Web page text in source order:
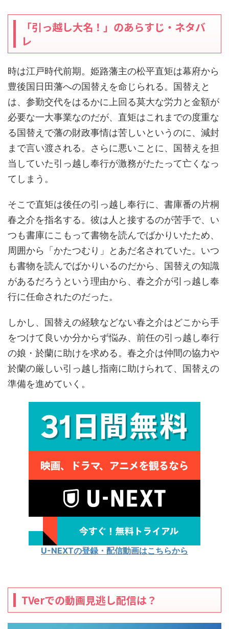
「引っ越し大名！」のあらすじ・ネタバ
レ
時は江戸時代前期。姫路藩主の松平直矩は幕府から
豊後国日田藩への国替えを命じられる。国替えと
は、参勤交代をはるかに上回る莫大な労力と金額が
必要な一大事業なのだが、直矩はこれまでの度重な
る国替えで藩の財政事情は苦しいというのに、減封
まで言い渡される。さらに悪いことに、国替えを担
当していた引っ越し奉行が激務がたたって亡くなっ
てしまう。
そこで直矩は後任の引っ越し奉行に、書庫番の片桐
春之介を指名する。彼は人と接するのが苦手で、い
つも書庫にこもって書物を読んでばかりいたため、
周囲から「かたつむり」とあだ名されていた。いつ
も書物を読んでばかりいるのだから、国替えの知識
があるだろうという理由から、春之介が引っ越し奉
行に任命されたのだった。
しかし、国替えの経験などない春之介はどこから手
をつけて良いか分からず悩み、前任の引っ越し奉行
の娘・於蘭に助けを求める。春之介は仲間の協力や
於蘭の厳しい引っ越し指南に助けられて、国替えの
準備を進めていく。
U-NEXTの登録・配信動画はこちらから
TVerでの動画見逃し配信は？